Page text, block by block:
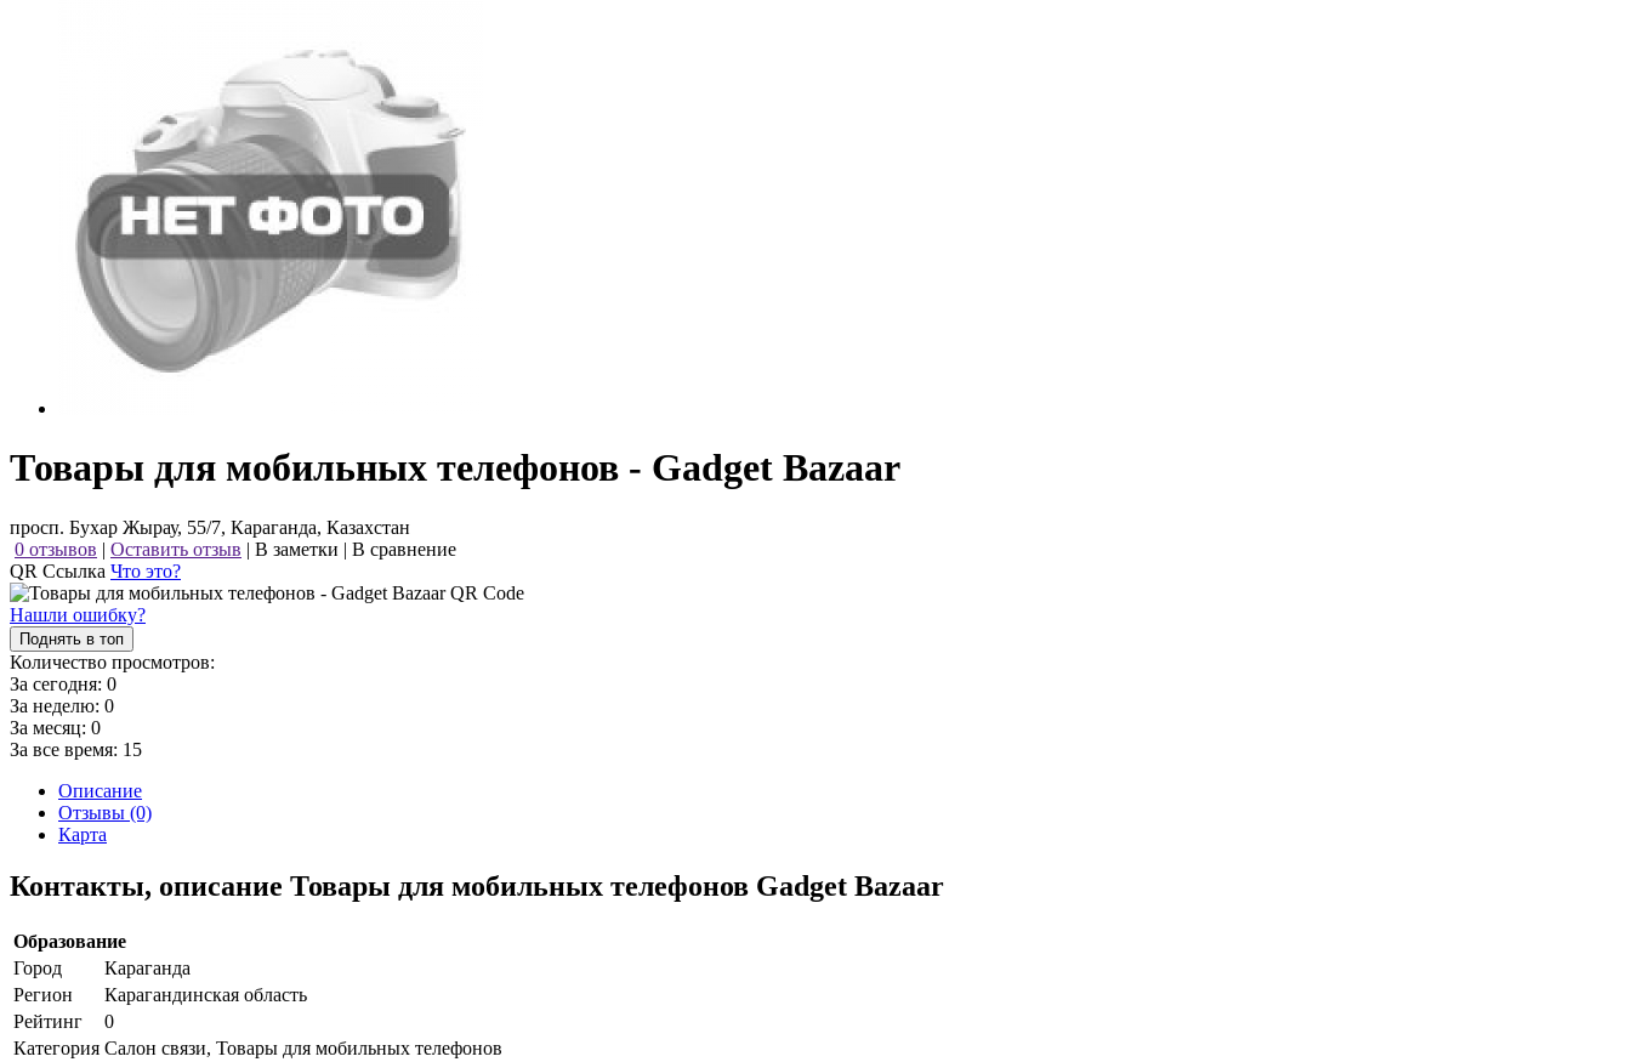
Товары для мобильных телефонов - Gadget Bazaar
просп. Бухар Жырау, 55/7, Караганда, Казахстан
0 отзывов | Оставить отзыв | В заметки | В сравнение
QR Ссылка Что это?
Нашли ошибку?
Поднять в топ
Количество просмотров:
За сегодня: 0
За неделю: 0
За месяц: 0
За все время: 15
Описание
Отзывы (0)
Карта
Контакты, описание Товары для мобильных телефонов Gadget Bazaar
Образование
Город
Караганда
Регион
Карагандинская область
Рейтинг
0
Категория Салон связи, Товары для мобильных телефонов